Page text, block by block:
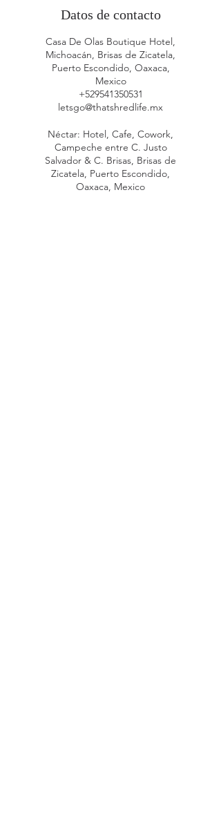
Datos de contacto
Casa De Olas Boutique Hotel,
Michoacán, Brisas de Zicatela,
Puerto Escondido, Oaxaca,
Mexico
+529541350531
letsgo@thatshredlife.mx
Néctar: Hotel, Cafe, Cowork,
Campeche entre C. Justo
Salvador & C. Brisas, Brisas de
Zicatela, Puerto Escondido,
Oaxaca, Mexico